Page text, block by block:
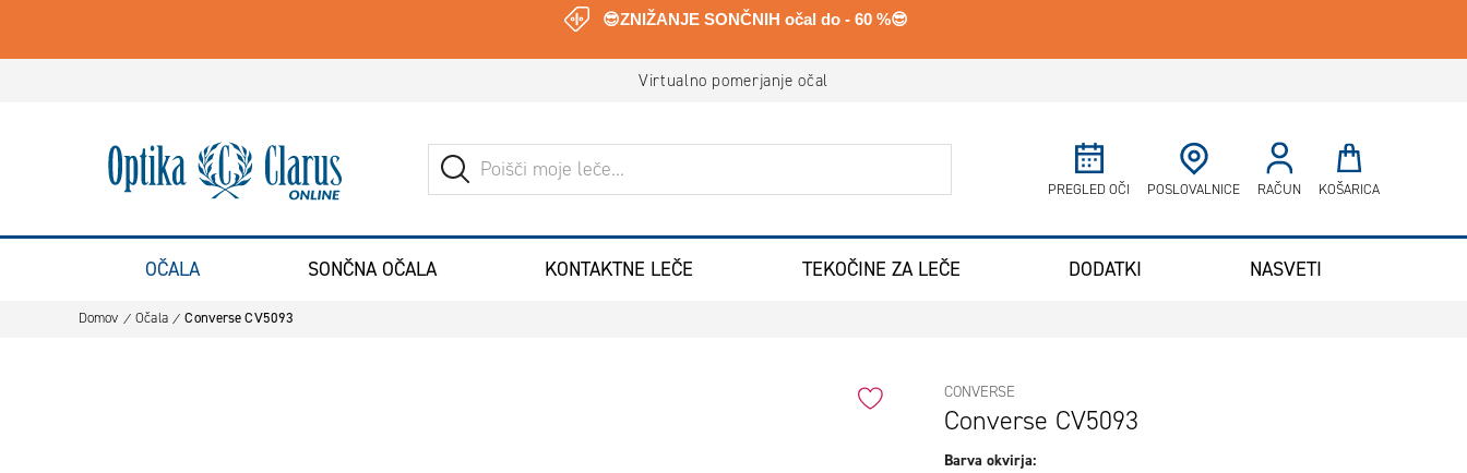
😎ZNIŽANJE SONČNIH očal do - 60 %😎
Virtualno pomerjanje očal
Pojdite na domačo stran
Iskanje
ISKANJE PREGLED OČI POSLOVALNICE RAČUN KOŠARICA
OČALA SONČNA OČALA KONTAKTNE LEČE TEKOČINE ZA LEČE DODATKI NASVETI
Domov Očala Converse CV5093
CONVERSE
Converse CV5093
Barva okvirja